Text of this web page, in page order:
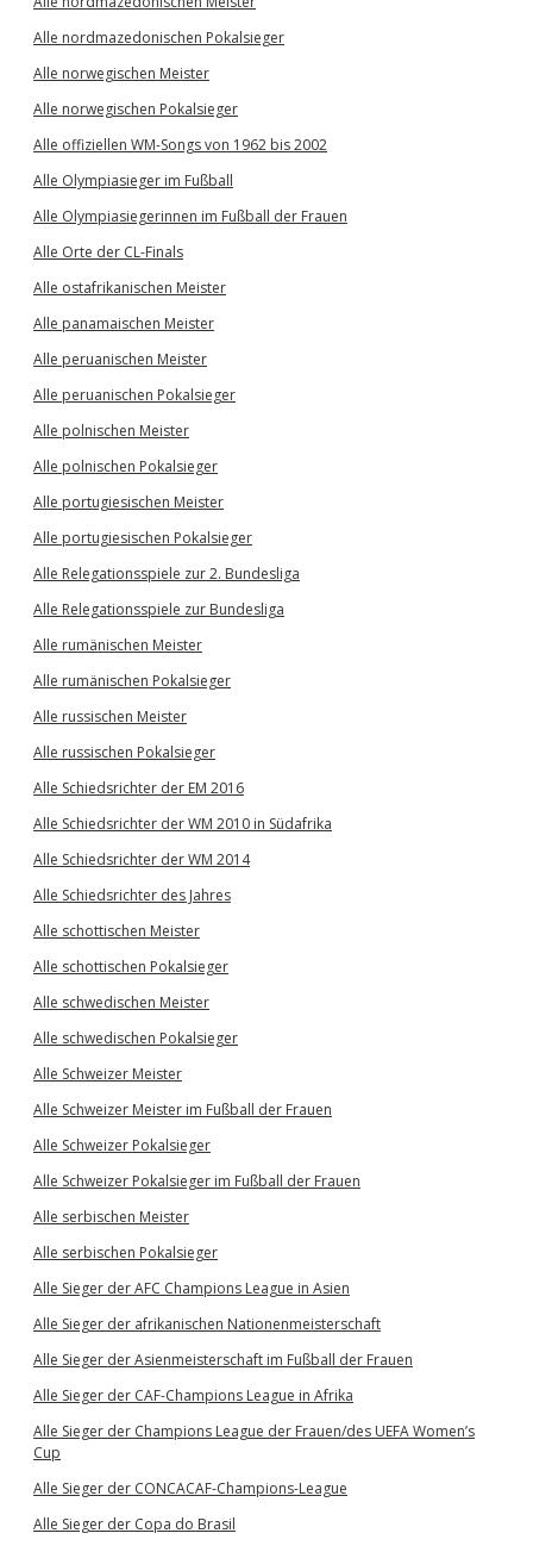
Alle nordmazedonischen Pokalsieger
Alle norwegischen Meister
Alle norwegischen Pokalsieger
Alle offiziellen WM-Songs von 1962 bis 2002
Alle Olympiasieger im Fußball
Alle Olympiasiegerinnen im Fußball der Frauen
Alle Orte der CL-Finals
Alle ostafrikanischen Meister
Alle panamaischen Meister
Alle peruanischen Meister
Alle peruanischen Pokalsieger
Alle polnischen Meister
Alle polnischen Pokalsieger
Alle portugiesischen Meister
Alle portugiesischen Pokalsieger
Alle Relegationsspiele zur 2. Bundesliga
Alle Relegationsspiele zur Bundesliga
Alle rumänischen Meister
Alle rumänischen Pokalsieger
Alle russischen Meister
Alle russischen Pokalsieger
Alle Schiedsrichter der EM 2016
Alle Schiedsrichter der WM 2010 in Südafrika
Alle Schiedsrichter der WM 2014
Alle Schiedsrichter des Jahres
Alle schottischen Meister
Alle schottischen Pokalsieger
Alle schwedischen Meister
Alle schwedischen Pokalsieger
Alle Schweizer Meister
Alle Schweizer Meister im Fußball der Frauen
Alle Schweizer Pokalsieger
Alle Schweizer Pokalsieger im Fußball der Frauen
Alle serbischen Meister
Alle serbischen Pokalsieger
Alle Sieger der AFC Champions League in Asien
Alle Sieger der afrikanischen Nationenmeisterschaft
Alle Sieger der Asienmeisterschaft im Fußball der Frauen
Alle Sieger der CAF-Champions League in Afrika
Alle Sieger der Champions League der Frauen/des UEFA Women’s
Cup
Alle Sieger der CONCACAF-Champions-League
Alle Sieger der Copa do Brasil